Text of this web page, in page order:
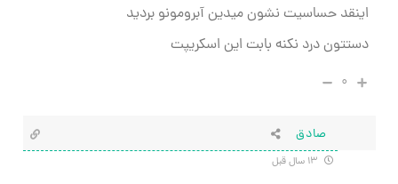
اینقد حساسیت نشون میدین آبرومونو بردید
دستتون درد نکنه بابت این اسکریپت
۰
صادق